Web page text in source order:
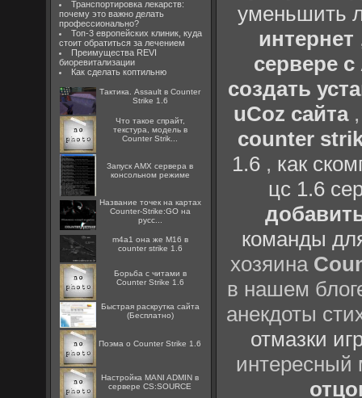
Транспортировка лекарств:
почему это важно делать
профессионально?
Топ-3 европейских клиник, куда
стоит обратиться за лечением
Преимущества REVI
биоревитализации
Как сделать коптильню
Тактика. Assault в Counter
Strike 1.6
Что такое спрайт,
текстура, модель в
Counter Strik...
Запуск AMX сервера в
консольном режиме
Название точек на картах
Counter-Strike:GO на
русс...
m4a1 она же M16 в
counter strike 1.6
Борьба с читами в
Counter Strike 1.6
Быстрая раскрутка сайта
(Бесплатно)
Поэма о Counter Strike 1.6
Настройка MANI ADMIN в
сервере CS:SOURCE
уменьшить
интернет
сервере
создать
uCoz сайта
counter
1.6, как
цс 1.6
команды
хозяина
в нашем
анекдоты
отмазки
интересный